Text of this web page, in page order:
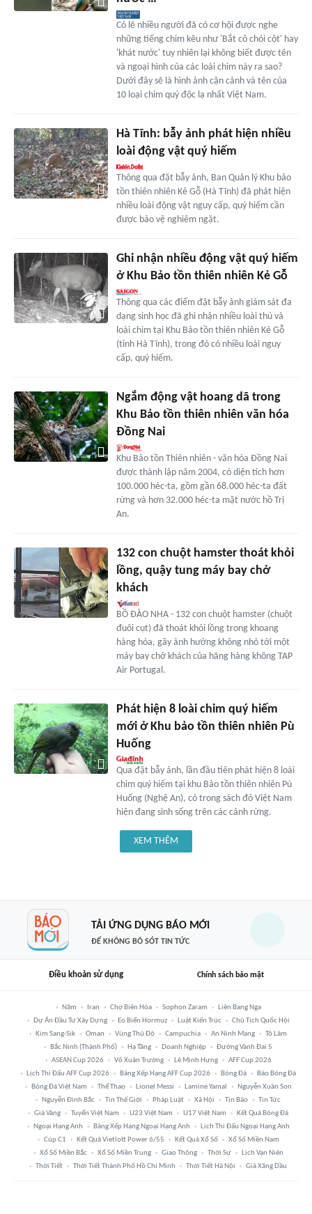
Có lẽ nhiều người đã có cơ hội được nghe
những tiếng chim kêu như 'Bắt cô chói cột' hay
'khát nước' tuy nhiên lại không biết được tên
và ngoại hình của các loài chim này ra sao?
Dưới đây sẽ là hình ảnh cận cảnh và tên của
10 loại chim quý độc lạ nhất Việt Nam.
Hà Tĩnh: bẫy ảnh phát hiện nhiều
loài động vật quý hiếm
Thông qua đặt bẫy ảnh, Ban Quản lý Khu bảo
tồn thiên nhiên Kẻ Gỗ (Hà Tĩnh) đã phát hiện
nhiều loài động vật nguy cấp, quý hiếm cần
được bảo vệ nghiêm ngặt.
Ghi nhận nhiều động vật quý hiếm
ở Khu Bảo tồn thiên nhiên Kẻ Gỗ
Thông qua các điểm đặt bẫy ảnh giám sát đa
dạng sinh học đã ghi nhận nhiều loài thú và
loài chim tại Khu Bảo tồn thiên nhiên Kẻ Gỗ
(tỉnh Hà Tĩnh), trong đó có nhiều loài nguy
cấp, quý hiếm.
Ngắm động vật hoang dã trong
Khu Bảo tồn thiên nhiên văn hóa
Đồng Nai
Khu Bảo tồn Thiên nhiên - văn hóa Đồng Nai
được thành lập năm 2004, có diện tích hơn
100.000 héc-ta, gồm gần 68.000 héc-ta đất
rừng và hơn 32.000 héc-ta mặt nước hồ Trị
An.
132 con chuột hamster thoát khỏi
lồng, quậy tung máy bay chở
khách
BỒ ĐÀO NHA - 132 con chuột hamster (chuột
đuôi cụt) đã thoát khỏi lồng trong khoang
hàng hóa, gây ảnh hưởng không nhỏ tới một
máy bay chở khách của hãng hàng không TAP
Air Portugal.
Phát hiện 8 loài chim quý hiếm
mới ở Khu bảo tồn thiên nhiên Pù
Huống
Qua đặt bẫy ảnh, lần đầu tiên phát hiện 8 loài
chim quý hiếm tại khu Bảo tồn thiên nhiên Pù
Huống (Nghệ An), có trong sách đỏ Việt Nam
hiện đang sinh sống trên các cánh rừng.
XEM THÊM
TẢI ỨNG DỤNG BÁO MỚI
ĐỂ KHÔNG BỎ SÓT TIN TỨC
Điều khoản sử dụng Chính sách bảo mật
Năm Iran Chợ Biên Hòa Sophon Zaram
Liên Bang Nga
Dự Án Đầu Tư Xây Dựng
Eo Biển Hormuz Luật Kiến Trúc
Chủ Tịch Quốc Hội
Kim Sang-Sik
Oman Vùng Thủ Đô Campuchia An Ninh Mạng
Tô Lâm
Bắc Ninh (thành Phố)
Hạ Tầng Doanh Nghiệp
Đường Vành Đai 5
ASEAN Cup 2026
Võ Xuân Trường Lê Minh Hưng
AFF Cup 2026
Lịch Thi Đấu AFF Cup 2026
Bảng Xếp Hạng AFF Cup 2026 Bóng Đá
Báo Bóng Đá
Bóng Đá Việt Nam
Thể Thao Lionel Messi Lamine Yamal
Nguyễn Xuân Son
Nguyễn Đình Bắc
Tin Thế Giới Pháp Luật Xã Hội Tin Bão
Tin Tức
Giá Vàng
Tuyển Việt Nam U23 Việt Nam U17 Việt Nam
Kết Quả Bóng Đá
Ngoại Hạng Anh
Bảng Xếp Hạng Ngoại Hạng Anh
Lịch Thi Đấu Ngoại Hạng Anh
Cúp C1
Kết Quả Vietlott Power 6/55 Kết Quả Xổ Số
Xổ Số Miền Nam
Xổ Số Miền Bắc
Xổ Số Miền Trung Giao Thông Thời Sự
Lịch Vạn Niên
Thời Tiết
Thời Tiết Thành Phố Hồ Chí Minh Thời Tiết Hà Nội Giá Xăng Dầu